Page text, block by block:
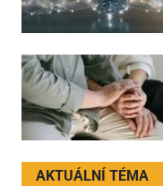
AKTUÁLNÍ TÉMA